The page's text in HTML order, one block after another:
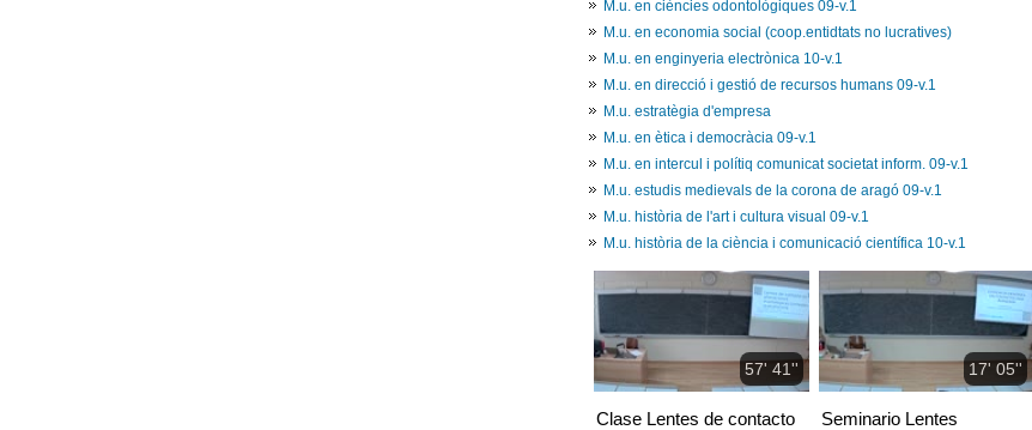
M.u. en ciències odontològiques 09-v.1
M.u. en economia social (coop.entidtats no lucratives)
M.u. en enginyeria electrònica 10-v.1
M.u. en direcció i gestió de recursos humans 09-v.1
M.u. estratègia d'empresa
M.u. en ètica i democràcia 09-v.1
M.u. en intercul i polítiq comunicat societat inform. 09-v.1
M.u. estudis medievals de la corona de aragó 09-v.1
M.u. història de l'art i cultura visual 09-v.1
M.u. història de la ciència i comunicació científica 10-v.1
57' 41''
Clase Lentes de contacto
17' 05''
Seminario Lentes